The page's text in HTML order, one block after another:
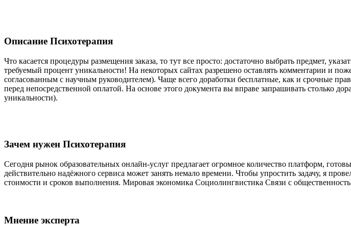
Описание Психотерапия
Что касается процедуры размещения заказа, то тут все просто: достаточно выбрать предмет,
требуемый процент уникальности! На некоторых сайтах разрешено оставлять комментарии и
согласованным с научным руководителем). Чаще всего доработки бесплатные, как и срочные
перед непосредственной оплатой. На основе этого документа вы вправе запрашивать столько
уникальности).
Зачем нужен Психотерапия
Сегодня рынок образовательных онлайн-услуг предлагает огромное количество платформ,
действительно надёжного сервиса может занять немало времени. Чтобы упростить задачу, я
стоимости и сроков выполнения. Мировая экономика Социолингвистика Связи с
Мнение эксперта